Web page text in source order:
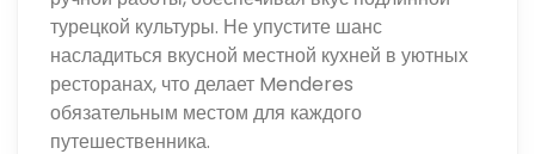
турецкой культуры. Не упустите шанс
насладиться вкусной местной кухней в уютных
ресторанах, что делает Menderes
обязательным местом для каждого
путешественника.